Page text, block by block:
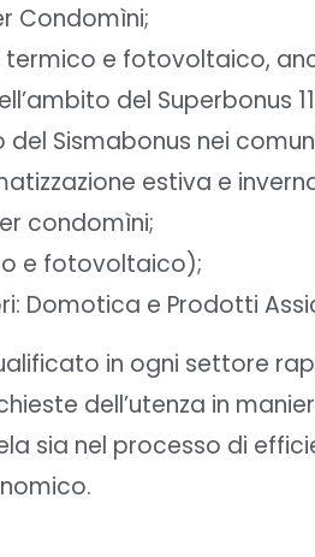
Condomìni;
termico e fotovoltaico,
del Superbonus
del Sismabonus nei
estiva e
condomìni;
e fotovoltaico);
Domotica e Prodotti
in ogni settore
dell’utenza in
sia nel processo di